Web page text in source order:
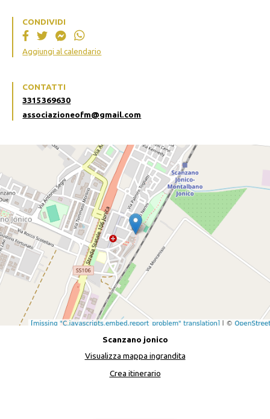
CONDIVIDI
Aggiungi al calendario
CONTATTI
3315369630
associazioneofm@gmail.com
Scanzano jonico
Visualizza mappa ingrandita
Crea itinerario